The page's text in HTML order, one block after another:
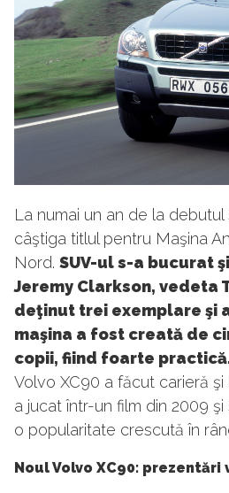
La numai un an de la
câştiga titlul pentru Maşina
Nord. SUV-ul s-a bucurat
Jeremy Clarkson, vedeta
deţinut trei exemplare şi
maşina a fost creată de
copii, fiind foarte
Volvo XC90 a făcut carieră
a jucat într-un film din 2009
o popularitate crescută în
Noul Volvo XC90: prezentări